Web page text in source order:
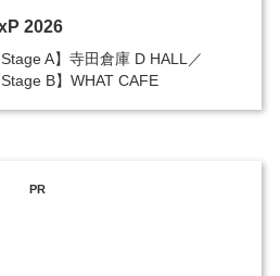
2026
Stage A】寺田倉庫 D HALL／
Stage B】WHAT CAFE
PR